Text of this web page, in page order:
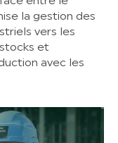
la gestion des
vers les
et
avec les